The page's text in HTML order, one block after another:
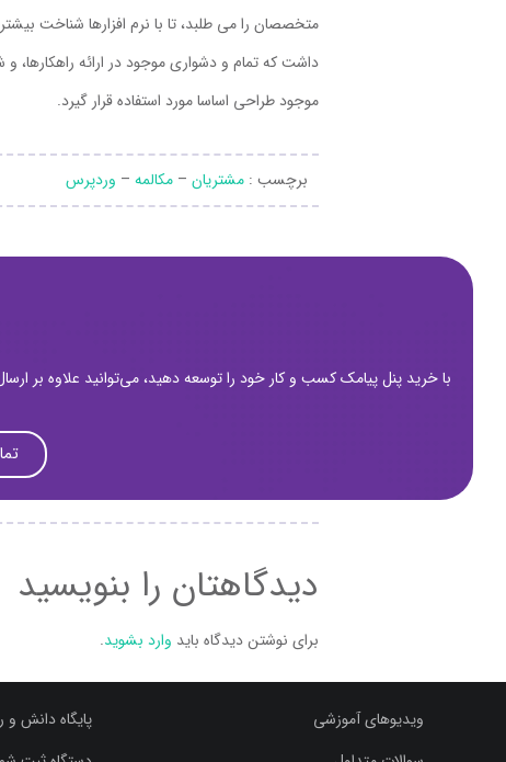
متخصصان را می طلبد، تا با نرم افزارها شناخت
داشت که تمام و دشواری موجود در ارائه
موجود طراحی اساسا مورد استفاده قرار گیرد.
برچسب :مشتریان –مکالمه – وردپرس
با خرید پنل پیامک کسب و کار خود را توسعه دهید، می‌توانید علاوه بر
دیدگاهتان را بنویسید
برای نوشتن دیدگاه باید وارد بشوید.
ویدیوهای آموزشی
پایگاه دانش